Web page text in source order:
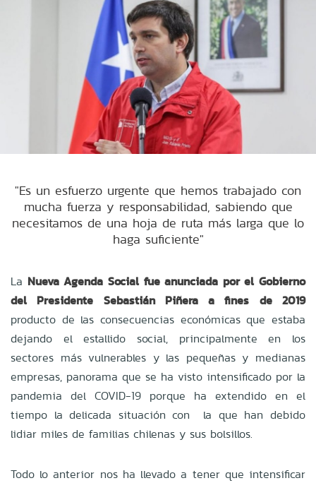
"Es un esfuerzo urgente que hemos trabajado con
mucha fuerza y responsabilidad, sabiendo que
necesitamos de una hoja de ruta más larga que lo
haga suficiente"
La Nueva Agenda Social fue anunciada por el Gobierno
del Presidente Sebastián Piñera a fines de 2019
producto de las consecuencias económicas que estaba
dejando el estallido social, principalmente en los
sectores más vulnerables y las pequeñas y medianas
empresas, panorama que se ha visto intensificado por la
pandemia del COVID-19 porque ha extendido en el
tiempo la delicada situación con la que han debido
lidiar miles de familias chilenas y sus bolsillos.
Todo lo anterior nos ha llevado a tener que intensificar